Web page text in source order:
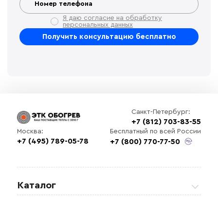
Я даю согласие на обработку
персональных данных
Санкт-Петербург:
+7 (812) 703-83-55
Москва:
+7 (495) 789-05-78
Бесплатный по всей России
+7 (800) 770-77-50
Каталог